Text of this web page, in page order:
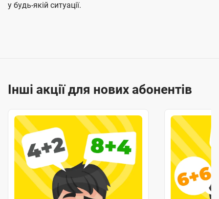
у будь-якій ситуації.
Інші акції для нових абонентів